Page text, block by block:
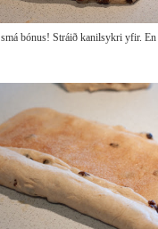
smá bónus! Stráið kanilsykri yfir.